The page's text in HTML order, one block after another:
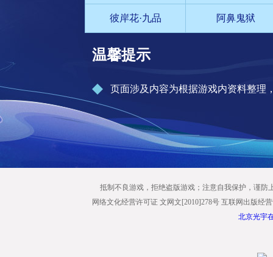
彼岸花·九品 阿鼻鬼狱
温馨提示
页面涉及内容为根据游戏内资料整理
抵制不良游戏，拒绝盗版游戏；注意自我保护，谨
网络文化经营许可证 文网文[2010]278号 互联网出版经
北京光宇